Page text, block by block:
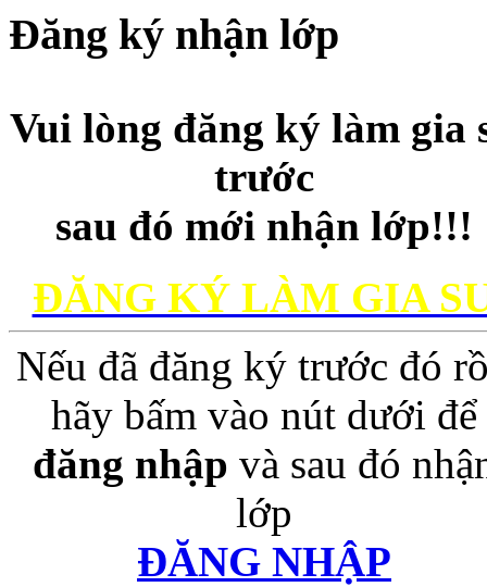
Đăng ký nhận lớp
Vui lòng đăng ký làm gia
trước
sau đó mới nhận lớp!!!
ĐĂNG KÝ LÀM GIA
Nếu đã đăng ký trước đó
hãy bấm vào nút dưới để
đăng nhập và sau đó
lớp
ĐĂNG NHẬP